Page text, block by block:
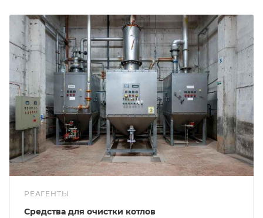
РЕАГЕНТЫ
Средства для очистки котлов